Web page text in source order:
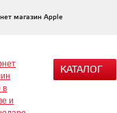
магазин Apple
КАТАЛОГ